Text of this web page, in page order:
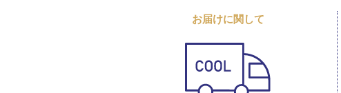
お届けに関して